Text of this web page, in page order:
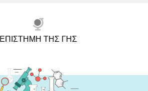
ΕΠΙΣΤΉΜΗ ΤΗΣ ΓΗΣ